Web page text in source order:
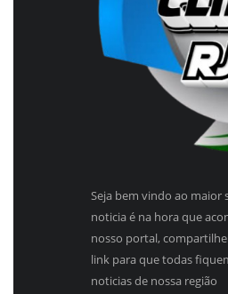
Seja bem vindo ao maior
noticia é na hora que
nosso portal,
link para que todas
noticias de nossa região